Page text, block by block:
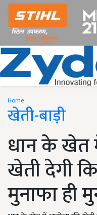
Home
खेती-बाड़ी
धान के खेत
खेती देगी
मुनाफा ही